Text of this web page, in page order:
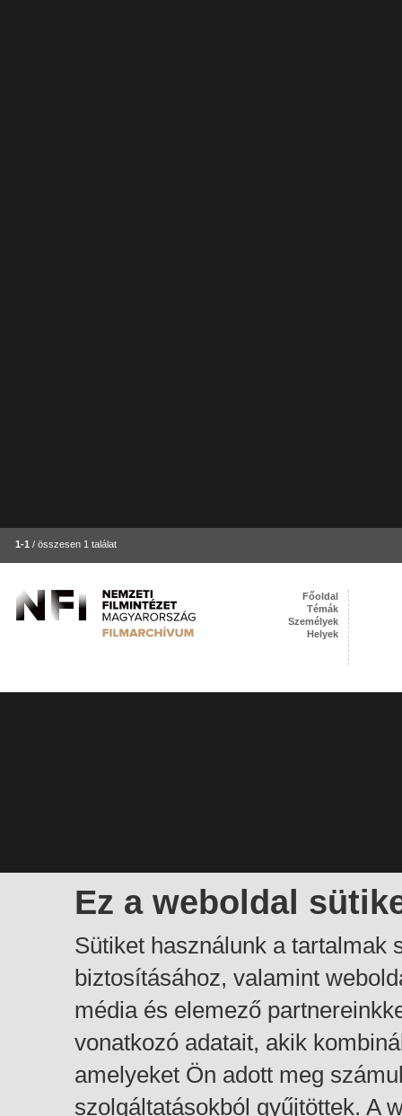
1-1 / összesen 1 találat
Ez a weboldal
Sütiket használunk a tartalmak
biztosításához, valamint
média és elemező
vonatkozó adatait, akik
amelyeket Ön adott meg
szolgáltatásokból gyűjtöttek. A
Főoldal
Témák
Személyek
Helyek